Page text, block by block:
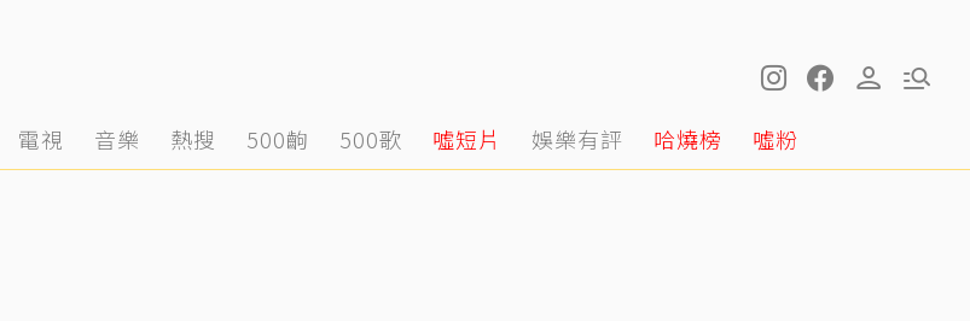
電視 音樂 熱搜 500齣 500歌 噓短片 娛樂有評 哈燒榜 噓粉